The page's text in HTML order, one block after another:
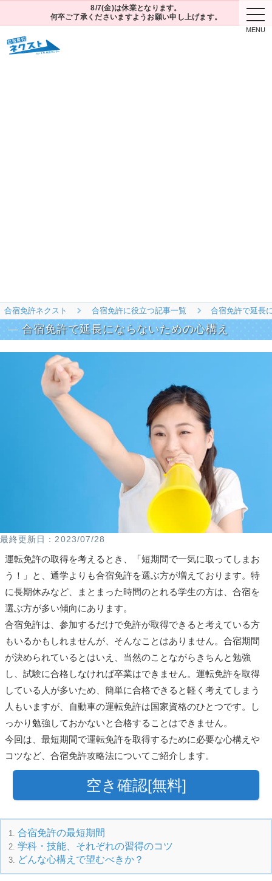
8/7(金)は休業となります。
何卒ご了承くださいますようお願い申し上げます。
合宿免許ネクスト 合宿免許に役立つ記事一覧 合宿免許で延長
合宿免許で延長にならないための心構え
2023/07/28
運転免許の取得を考えるとき、「短期間で一気に取ってしまお
う！」と、通学よりも合宿免許を選ぶ方が増えております。特
に長期休みなど、まとまった時間のとれる学生の方は、合宿を
選ぶ方が多い傾向にあります。
合宿免許は、参加するだけで免許が取得できると考えている方
もいるかもしれませんが、そんなことはありません。合宿期間
が決められているとはいえ、当然のことながらきちんと勉強
し、試験に合格しなければ卒業はできません。運転免許を取得
している人が多いため、簡単に合格できると軽く考えてしまう
人もいますが、自動車の運転免許は国家資格のひとつです。し
っかり勉強しておかないと合格することはできません。
今回は、最短期間で運転免許を取得するために必要な心構えや
コツなど、合宿免許攻略法についてご紹介します。
空き確認[無料]
合宿免許の最短期間
学科・技能、それぞれの習得のコツ
どんな心構えで望むべきか？